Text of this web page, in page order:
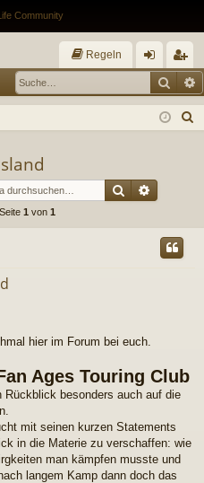
Regeln
m
eg
ist
Suche
1 von 1
hier im Forum bei euch.
Ages Touring Club
besonders auch auf die
mit seinen kurzen Statements
in die Materie zu verschaffen: wie
man kämpfen musste und
langem Kamp dann doch das